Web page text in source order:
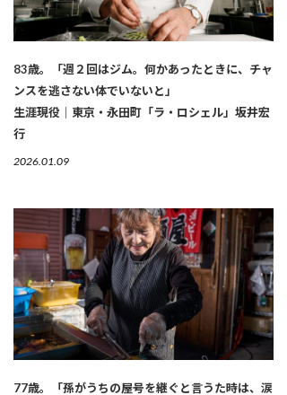
83歳。「週２回はジム。何かあったときに、チャ
ンスを逃さない体でいないと」
生涯現役｜東京・永田町「ラ・ロシェル」坂井宏
行
2026.01.09
77歳。「孫がうちの屋号を継ぐと言うた時は、涙